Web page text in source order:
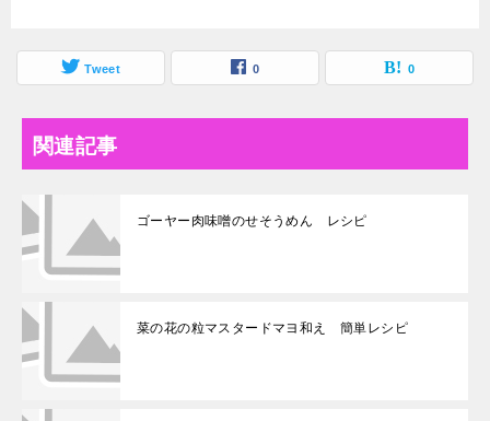
Tweet 0 0
関連記事
ゴーヤー肉味噌のせそうめん レシピ
菜の花の粒マスタードマヨ和え 簡単レシピ